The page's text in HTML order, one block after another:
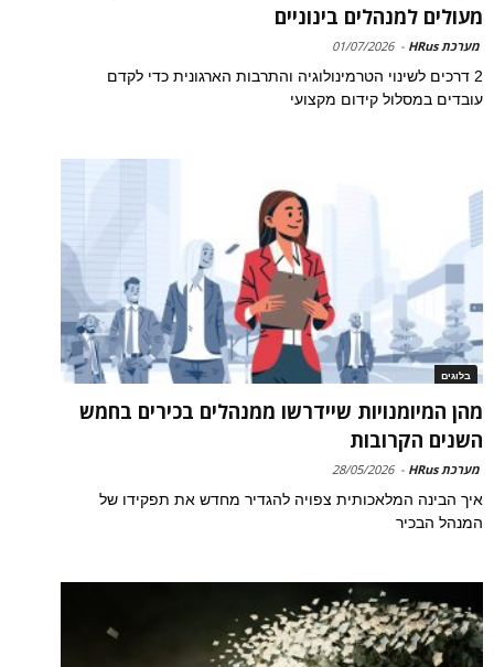
מעולים למנהלים בינוניים
מערכת HRus -
01/07/2026
2 דרכים לשינוי הטרמינולוגיה והתרבות הארגונית כדי לקדם
עובדים במסלול קידום מקצועי
בלוגים
מהן המיומנויות שיידרשו ממנהלים בכירים בחמש
השנים הקרובות
מערכת HRus -
28/05/2026
איך הבינה המלאכותית צפויה להגדיר מחדש את תפקידו של
המנהל הבכיר